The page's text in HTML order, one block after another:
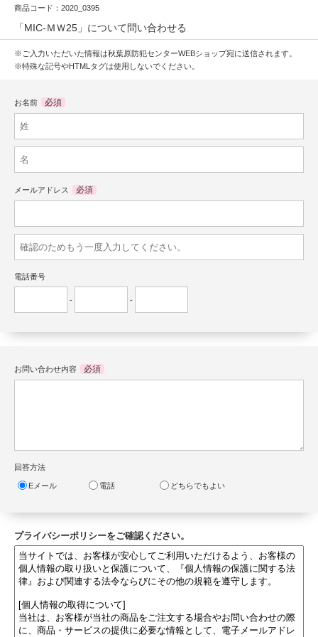
商品コード：2020_0395
「MIC-ＭＷ25」について問い合わせる
※ご入力いただいた情報は秋葉原防犯センターWEBショップ宛に送信されます。
※特殊な記号やHTMLタグは使用しないでください。
お名前 必須
メールアドレス 必須
電話番号
- -
お問い合わせ内容 必須
回答方法
Eメール 電話 どちらでもよい
プライバシーポリシーをご確認ください。